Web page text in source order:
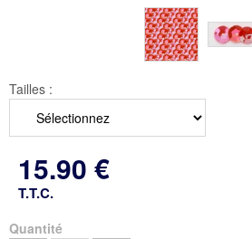
Tailles :
15.90 €
T.T.C.
Quantité